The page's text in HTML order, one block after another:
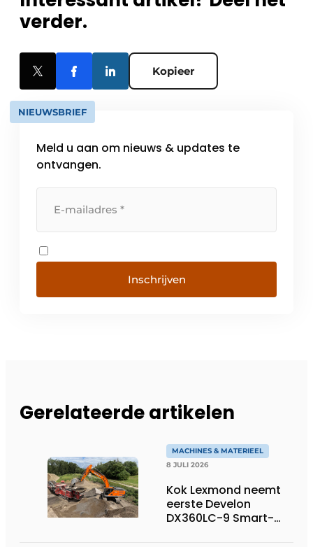
verder.
Kopieer
NIEUWSBRIEF
Meld u aan om nieuws & updates te
ontvangen.
Inschrijven
Gerelateerde artikelen
MACHINES & MATERIEEL
8 JULI 2026
Kok Lexmond neemt
eerste Develon
DX360LC-9 Smart-